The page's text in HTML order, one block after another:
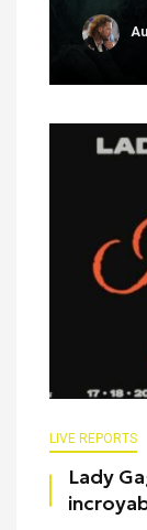
LIVE REPORTS
Lady